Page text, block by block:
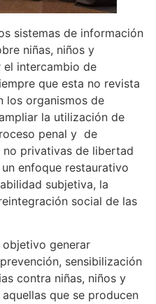
sistemas de información
niñas, niños y
intercambio de
que esta no revista
los organismos de
la utilización de
penal y de
privativas de libertad
enfoque restaurativo
subjetiva, la
social de las
generar
sensibilización
contra niñas, niños y
que se producen